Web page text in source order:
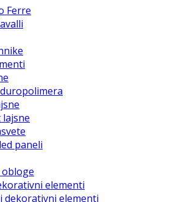
Ferre
paneli
elementi
dekorativni elementi